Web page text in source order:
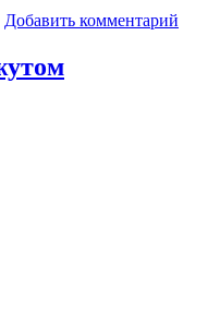
Добавить комментарий